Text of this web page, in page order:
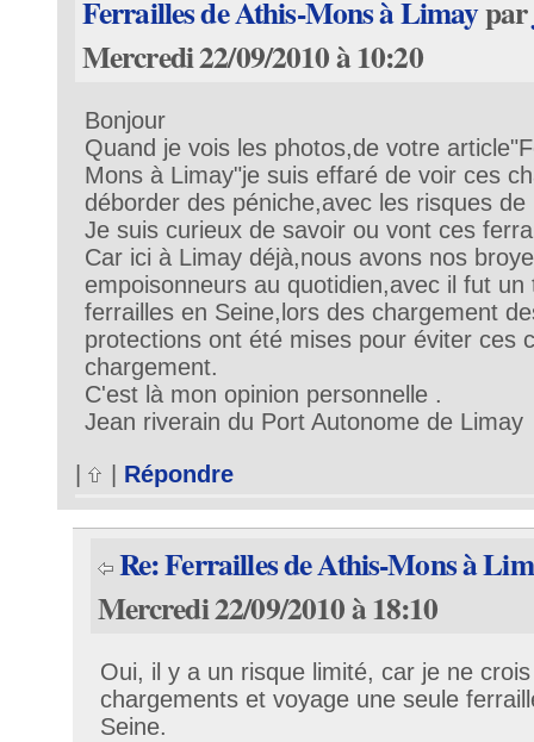
Ferrailles de Athis-Mons à Limaypar
Mercredi 22/09/2010 à 10:20
Bonjour
Quand je vois les photos,de votre
Mons à Limay"je suis effaré de voir ces
déborder des péniche,avec les risques
Je suis curieux de savoir ou vont ces
Car ici à Limay déjà,nous avons nos
empoisonneurs au quotidien,avec il fut
ferrailles en Seine,lors des chargement
protections ont été mises pour éviter ces
chargement.
C'est là mon opinion personnelle .
Jean riverain du Port Autonome de Limay
Répondre
Re: Ferrailles de Athis-Mons à
Mercredi 22/09/2010 à 18:10
Oui, il y a un risque limité, car je ne
chargements et voyage une seule
Seine.